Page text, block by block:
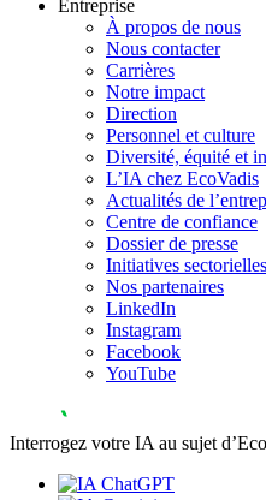
Entreprise
À propos de nous
Nous contacter
Carrières
Notre impact
Direction
Personnel et culture
Diversité, équité et
L’IA chez EcoVadis
Actualités de
Centre de confiance
Dossier de presse
Initiatives sectorielles
Nos partenaires
LinkedIn
Instagram
Facebook
YouTube
Interrogez votre IA au sujet